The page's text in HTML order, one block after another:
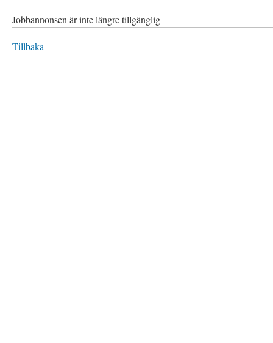
Jobbannonsen är inte längre tillgänglig
Tillbaka